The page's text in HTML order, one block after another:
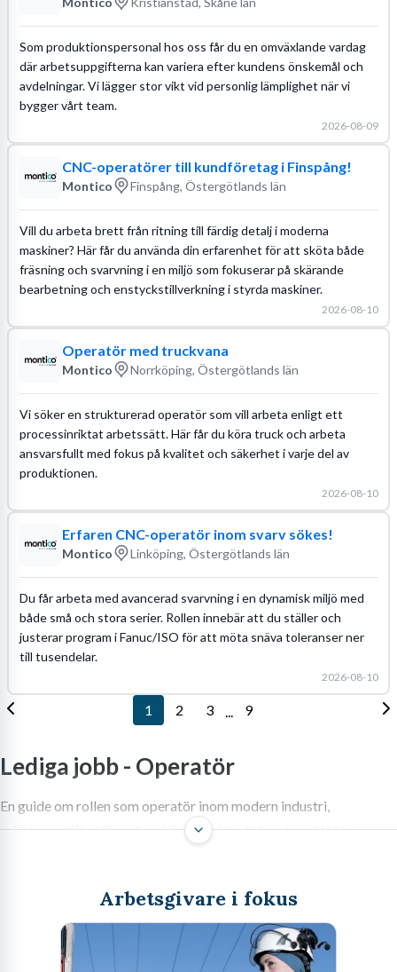
Som produktionspersonal hos oss får du en omväxlande vardag
där arbetsuppgifterna kan variera efter kundens önskemål och
avdelningar. Vi lägger stor vikt vid personlig lämplighet när vi
bygger vårt team.
2026-08-09
CNC-operatörer till kundföretag i Finspång!
Montico Finspång, Östergötlands län
Vill du arbeta brett från ritning till färdig detalj i moderna
maskiner? Här får du använda din erfarenhet för att sköta både
fräsning och svarvning i en miljö som fokuserar på skärande
bearbetning och enstyckstillverkning i styrda maskiner.
2026-08-10
Operatör med truckvana
Montico Norrköping, Östergötlands län
Vi söker en strukturerad operatör som vill arbeta enligt ett
processinriktat arbetssätt. Här får du köra truck och arbeta
ansvarsfullt med fokus på kvalitet och säkerhet i varje del av
produktionen.
2026-08-10
Erfaren CNC-operatör inom svarv sökes!
Montico Linköping, Östergötlands län
Du får arbeta med avancerad svarvning i en dynamisk miljö med
både små och stora serier. Rollen innebär att du ställer och
justerar program i Fanuc/ISO för att möta snäva toleranser ner
till tusendelar.
2026-08-10
1 2 3 ... 9
Lediga jobb - Operatör
En guide om rollen som operatör inom modern industri,
arbetsuppgifter, löneutveckling och hur du tar steget in i en
Sök jobb som operatör och kliv in i
Arbetsgivare i fokus